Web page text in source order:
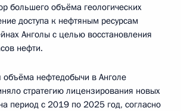
большего объёма геологических
доступа к нефтяным ресурсам
Анголы с целью восстановления
нефти.
нефтедобычи в Анголе
стратегию лицензирования новых
период с 2019 по 2025 год, согласно